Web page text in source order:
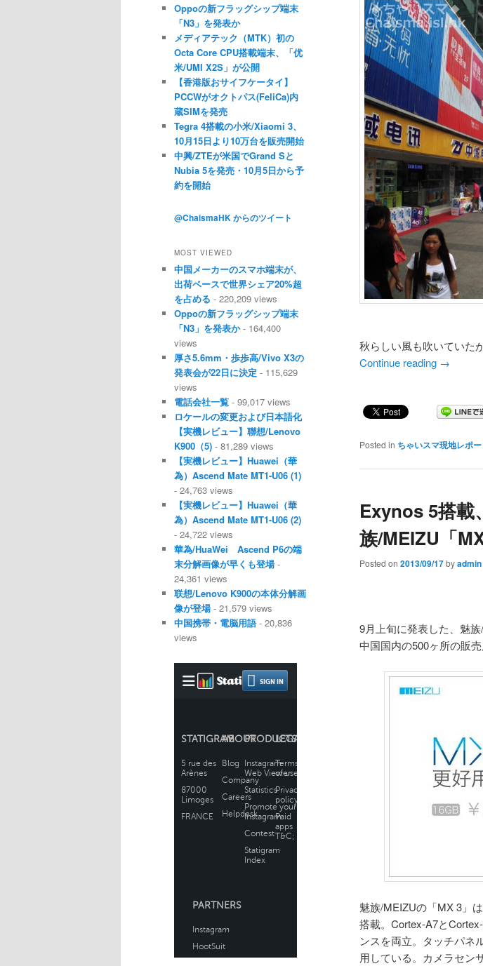
秋らしい風も吹いていた
Continue reading →
Posted in ちゃいスマ現地レポー
Exynos 5搭載
族/MEIZU「
Posted on 2013/09/17byadmin
9月上旬に発表した、魅
中国国内の500ヶ所の販
魅族/MEIZUの「MX 3」
搭載。Cortex-A7と
ンスを両立。タッチパネ
用している。カメラセン
Oppoの新フラッグシップ端末
「N3」を発表か
メディアテック（MTK）初の
Octa Core CPU搭載端末、「优
米/UMI X2S」が公開
【香港版おサイフケータイ】
PCCWがオクトパス(FeliCa)内
蔵SIMを発売
Tegra 4搭載の小米/Xiaomi 3、
10月15日より10万台を販売開始
中興/ZTEが米国でGrand Sと
Nubia 5を発売・10月5日から予
約を開始
@ChaismaHK からのツイート
MOST VIEWED
中国メーカーのスマホ端末が、
出荷ベースで世界シェア20%超
を占める - 220,209 views
Oppoの新フラッグシップ端末
「N3」を発表か- 164,400
views
厚さ5.6mm・歩歩高/Vivo X3の
発表会が22日に決定 - 115,629
views
電話会社一覧 - 99,017 views
ロケールの変更および日本語化
【実機レビュー】聯想/Lenovo
K900（5) - 81,289 views
【実機レビュー】Huawei（華
為）Ascend Mate MT1-U06 (1)
- 24,763 views
【実機レビュー】Huawei（華
為）Ascend Mate MT1-U06 (2)
- 24,722 views
華為/HuaWei Ascend P6の端
末分解画像が早くも登場-
24,361 views
联想/Lenovo K900の本体分解画
像が登場- 21,579 views
中国携帯・電脳用語- 20,836
views